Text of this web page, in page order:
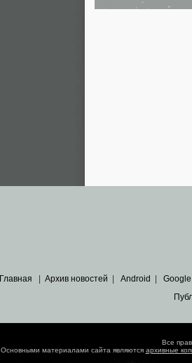
Главная Архив новостей Android Google
Все
Основными материалами сайта являются архивные